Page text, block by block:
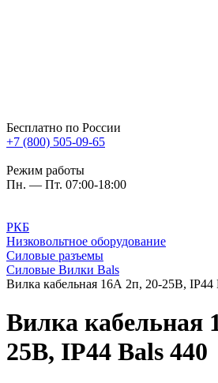
Бесплатно по России
+7 (800) 505-09-65
Режим работы
Пн. — Пт. 07:00-18:00
РКБ
Низковольтное оборудование
Силовые разъемы
Силовые Вилки Bals
Вилка кабельная 16А 2п, 20-25В, IP44
Вилка кабельная
25В, IP44 Bals 440